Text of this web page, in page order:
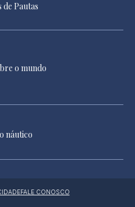
de Pautas
o mundo
náutico
FALE CONOSCO